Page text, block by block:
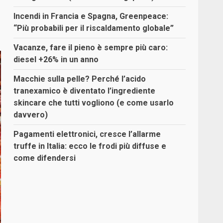
Incendi in Francia e Spagna, Greenpeace:
“Più probabili per il riscaldamento globale”
Vacanze, fare il pieno è sempre più caro:
diesel +26% in un anno
Macchie sulla pelle? Perché l’acido
tranexamico è diventato l’ingrediente
skincare che tutti vogliono (e come usarlo
davvero)
Pagamenti elettronici, cresce l’allarme
truffe in Italia: ecco le frodi più diffuse e
come difendersi